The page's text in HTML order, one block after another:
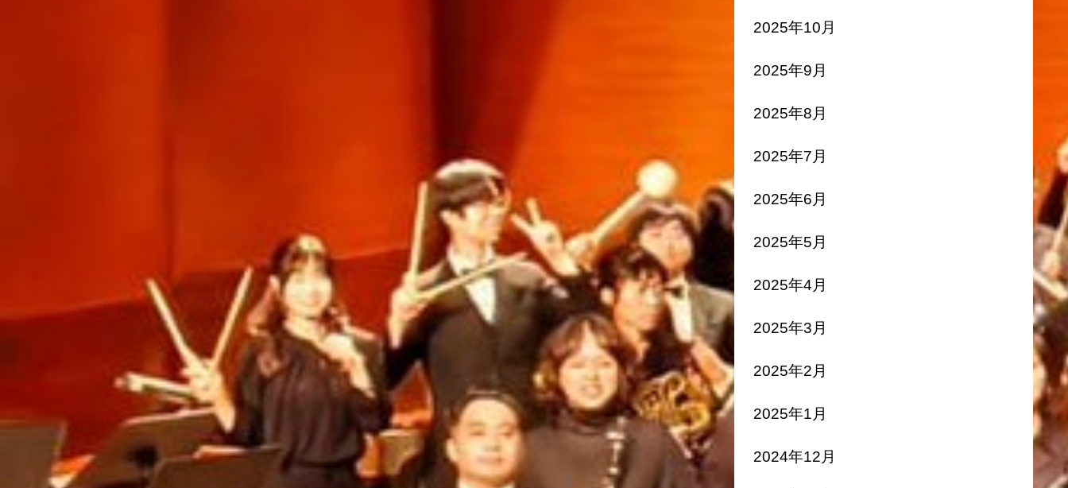
2025年10月
2025年9月
2025年8月
2025年7月
2025年6月
2025年5月
2025年4月
2025年3月
2025年2月
2025年1月
2024年12月